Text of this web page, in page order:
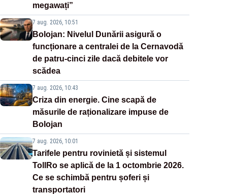
megawați”
7 aug. 2026, 10:51
Bolojan: Nivelul Dunării asigură o
funcționare a centralei de la Cernavodă
de patru-cinci zile dacă debitele vor
scădea
7 aug. 2026, 10:43
Criza din energie. Cine scapă de
măsurile de raționalizare impuse de
Bolojan
7 aug. 2026, 10:01
Tarifele pentru rovinietă și sistemul
TollRo se aplică de la 1 octombrie 2026.
Ce se schimbă pentru șoferi și
transportatori